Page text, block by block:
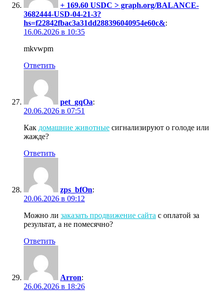
+ 169.60 USDC > graph.org/BALANCE-
3682444-USD-04-21-3?
hs=f22842fbac3a31dd288396040954e60c&:
16.06.2026 в 10:35
mkvwpm
Ответить
pet_gqOa:
20.06.2026 в 07:51
Как домашние животные сигнализируют о голоде или
жажде?
Ответить
zps_bfOn:
20.06.2026 в 09:12
Можно ли заказать продвижение сайта с оплатой за
результат, а не помесячно?
Ответить
Arron:
26.06.2026 в 18:26